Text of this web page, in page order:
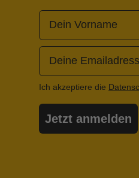
Dein Vorname
Deine Emailadresse
Ich akzeptiere die
Jetzt anmelden